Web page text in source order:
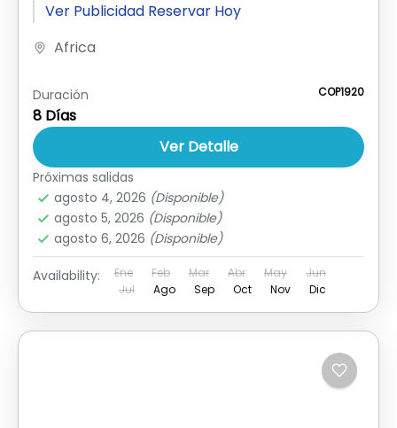
Ver Publicidad Reservar Hoy
Africa
Duración
8 Días
COP1920
Ver Detalle
Próximas salidas
agosto 4, 2026 (Disponible)
agosto 5, 2026 (Disponible)
agosto 6, 2026 (Disponible)
Availability: Ene Feb Mar Abr May
Jun
Jul
Ago Sep Oct Nov Dic